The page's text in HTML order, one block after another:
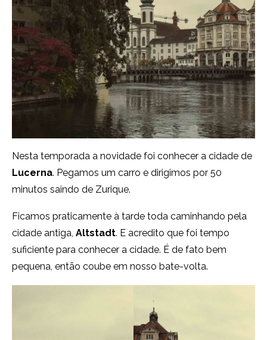
Nesta temporada a novidade foi conhecer a cidade de
Lucerna. Pegamos um carro e dirigimos por 50
minutos saindo de Zurique.
Ficamos praticamente à tarde toda caminhando pela
cidade antiga, Altstadt. E acredito que foi tempo
suficiente para conhecer a cidade. É de fato bem
pequena, então coube em nosso bate-volta.